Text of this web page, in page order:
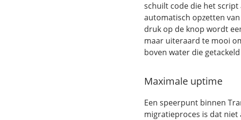
schuilt code die het
automatisch opzetten
druk op de knop wordt
maar uiteraard te mooi
boven water die
Maximale uptime
Een speerpunt binnen
migratieproces is dat